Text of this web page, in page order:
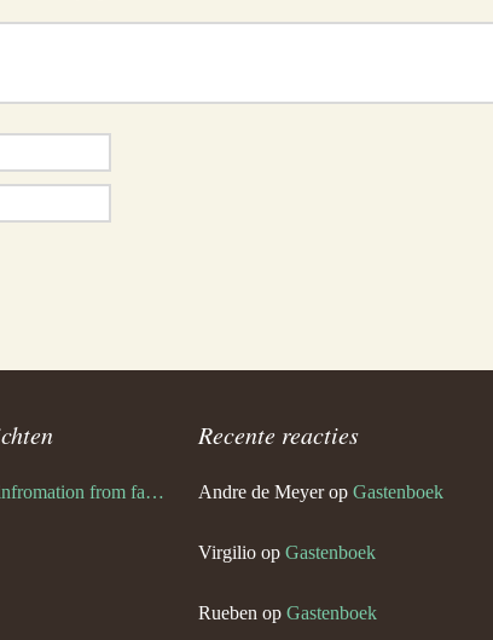
Very importent infromation from family Schwulst
Recente reacties
Andre de Meyerop Gastenboek
Virgilio op Gastenboek
Rueben op Gastenboek